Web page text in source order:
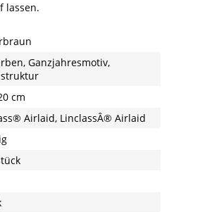
lassen.
Ganzjahresmotiv,
cm
Airlaid, LinclassÂ® Airlaid